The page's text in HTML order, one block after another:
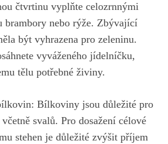
čtvrtinu vyplňte celozrnnými
brambory nebo ⁣rýže. Zbývající
být vyhrazena ‍pro zeleninu.
vyváženého⁢ jídelníčku,
tělu potřebné⁣ živiny.
Bílkoviny jsou důležité pro
svalů.‌ Pro dosažení célové‍
stehen ​je důležité zvýšit příjem